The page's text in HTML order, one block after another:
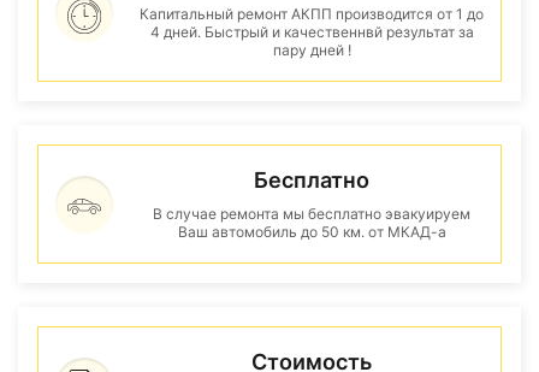
Капитальный ремонт АКПП производится от 1 до
4 дней. Быстрый и качественнвй результат за
пару дней !
Бесплатно
В случае ремонта мы бесплатно эвакуируем
Ваш автомобиль до 50 км. от МКАД-а
Стоимость